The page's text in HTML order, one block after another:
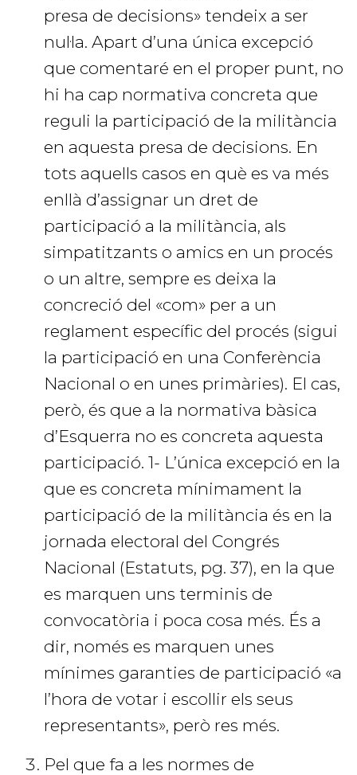
presa de decisions» tendeix a ser
nul·la. Apart d’una única excepció
que comentaré en el proper punt, no
hi ha cap normativa concreta que
reguli la participació de la militància
en aquesta presa de decisions. En
tots aquells casos en què es va més
enllà d’assignar un dret de
participació a la militància, als
simpatitzants o amics en un procés
o un altre, sempre es deixa la
concreció del «com» per a un
reglament específic del procés (sigui
la participació en una Conferència
Nacional o en unes primàries). El cas,
però, és que a la normativa bàsica
d’Esquerra no es concreta aquesta
participació. 1- L’única excepció en la
que es concreta mínimament la
participació de la militància és en la
jornada electoral del Congrés
Nacional (Estatuts, pg. 37), en la que
es marquen uns terminis de
convocatòria i poca cosa més. És a
dir, només es marquen unes
mínimes garanties de participació «a
l’hora de votar i escollir els seus
representants», però res més.
Pel que fa a les normes de